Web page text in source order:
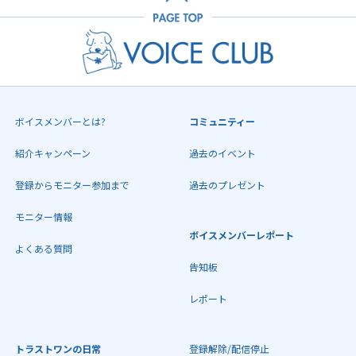
ボイスメンバーとは?
紹介キャンペーン
登録からモニター参加まで
モニター情報
よくある質問
コミュニティー
過去のイベント
過去のプレゼント
ボイスメンバーレポート
告知板
レポート
トラストワンの日常 登録解除/配信停止